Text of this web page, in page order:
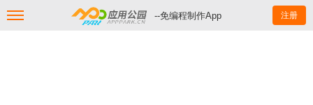
--免编程制作App 注册